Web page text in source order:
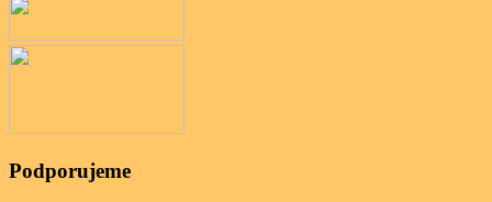
Podporujeme